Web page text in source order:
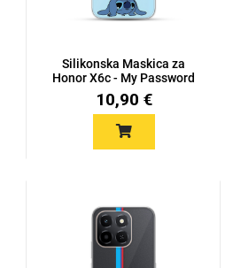
Silikonska Maskica za
Honor X6c - My Password
10,90 €